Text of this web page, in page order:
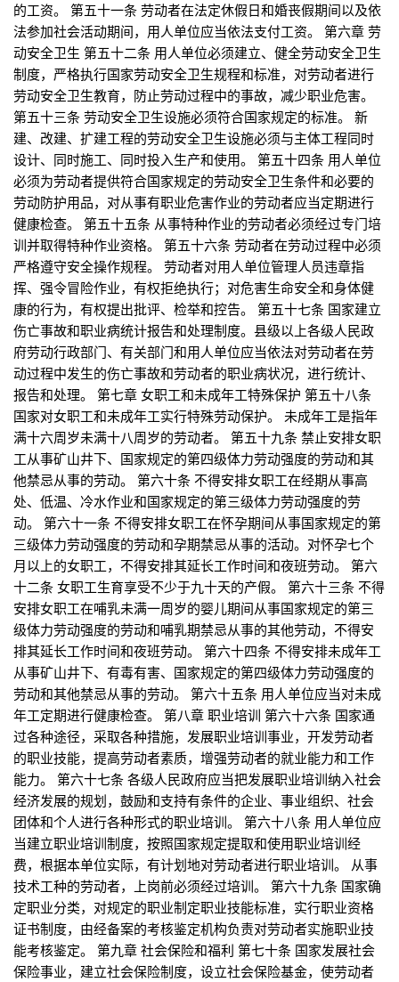
的工资。 第五十一条 劳动者在法定休假日和婚丧假期间以及依
法参加社会活动期间，用人单位应当依法支付工资。 第六章 劳
动安全卫生 第五十二条 用人单位必须建立、健全劳动安全卫生
制度，严格执行国家劳动安全卫生规程和标准，对劳动者进行
劳动安全卫生教育，防止劳动过程中的事故，减少职业危害。
第五十三条 劳动安全卫生设施必须符合国家规定的标准。 新
建、改建、扩建工程的劳动安全卫生设施必须与主体工程同时
设计、同时施工、同时投入生产和使用。 第五十四条 用人单位
必须为劳动者提供符合国家规定的劳动安全卫生条件和必要的
劳动防护用品，对从事有职业危害作业的劳动者应当定期进行
健康检查。 第五十五条 从事特种作业的劳动者必须经过专门培
训并取得特种作业资格。 第五十六条 劳动者在劳动过程中必须
严格遵守安全操作规程。 劳动者对用人单位管理人员违章指
挥、强令冒险作业，有权拒绝执行；对危害生命安全和身体健
康的行为，有权提出批评、检举和控告。 第五十七条 国家建立
伤亡事故和职业病统计报告和处理制度。县级以上各级人民政
府劳动行政部门、有关部门和用人单位应当依法对劳动者在劳
动过程中发生的伤亡事故和劳动者的职业病状况，进行统计、
报告和处理。 第七章 女职工和未成年工特殊保护 第五十八条
国家对女职工和未成年工实行特殊劳动保护。 未成年工是指年
满十六周岁未满十八周岁的劳动者。 第五十九条 禁止安排女职
工从事矿山井下、国家规定的第四级体力劳动强度的劳动和其
他禁忌从事的劳动。 第六十条 不得安排女职工在经期从事高
处、低温、冷水作业和国家规定的第三级体力劳动强度的劳
动。 第六十一条 不得安排女职工在怀孕期间从事国家规定的第
三级体力劳动强度的劳动和孕期禁忌从事的活动。对怀孕七个
月以上的女职工，不得安排其延长工作时间和夜班劳动。 第六
十二条 女职工生育享受不少于九十天的产假。 第六十三条 不得
安排女职工在哺乳未满一周岁的婴儿期间从事国家规定的第三
级体力劳动强度的劳动和哺乳期禁忌从事的其他劳动，不得安
排其延长工作时间和夜班劳动。 第六十四条 不得安排未成年工
从事矿山井下、有毒有害、国家规定的第四级体力劳动强度的
劳动和其他禁忌从事的劳动。 第六十五条 用人单位应当对未成
年工定期进行健康检查。 第八章 职业培训 第六十六条 国家通
过各种途径，采取各种措施，发展职业培训事业，开发劳动者
的职业技能，提高劳动者素质，增强劳动者的就业能力和工作
能力。 第六十七条 各级人民政府应当把发展职业培训纳入社会
经济发展的规划，鼓励和支持有条件的企业、事业组织、社会
团体和个人进行各种形式的职业培训。 第六十八条 用人单位应
当建立职业培训制度，按照国家规定提取和使用职业培训经
费，根据本单位实际，有计划地对劳动者进行职业培训。 从事
技术工种的劳动者，上岗前必须经过培训。 第六十九条 国家确
定职业分类，对规定的职业制定职业技能标准，实行职业资格
证书制度，由经备案的考核鉴定机构负责对劳动者实施职业技
能考核鉴定。 第九章 社会保险和福利 第七十条 国家发展社会
保险事业，建立社会保险制度，设立社会保险基金，使劳动者